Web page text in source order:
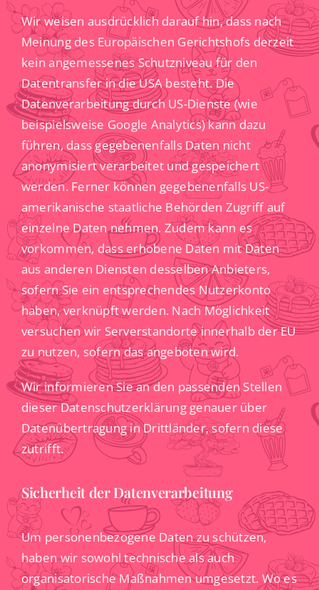
Wir weisen ausdrücklich darauf hin, dass nach
Meinung des Europäischen Gerichtshofs derzeit
kein angemessenes Schutzniveau für den
Datentransfer in die USA besteht. Die
Datenverarbeitung durch US-Dienste (wie
beispielsweise Google Analytics) kann dazu
führen, dass gegebenenfalls Daten nicht
anonymisiert verarbeitet und gespeichert
werden. Ferner können gegebenenfalls US-
amerikanische staatliche Behörden Zugriff auf
einzelne Daten nehmen. Zudem kann es
vorkommen, dass erhobene Daten mit Daten
aus anderen Diensten desselben Anbieters,
sofern Sie ein entsprechendes Nutzerkonto
haben, verknüpft werden. Nach Möglichkeit
versuchen wir Serverstandorte innerhalb der EU
zu nutzen, sofern das angeboten wird.
Wir informieren Sie an den passenden Stellen
dieser Datenschutzerklärung genauer über
Datenübertragung in Drittländer, sofern diese
zutrifft.
Sicherheit der Datenverarbeitung
Um personenbezogene Daten zu schützen,
haben wir sowohl technische als auch
organisatorische Maßnahmen umgesetzt. Wo es